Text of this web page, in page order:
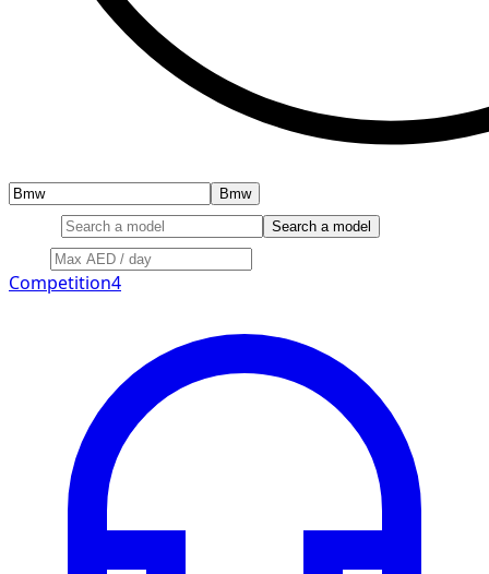
Bmw
Search a model
Competition4